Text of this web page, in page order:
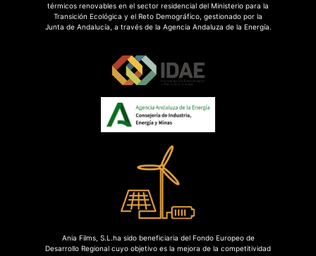
térmicos renovables en el sector residencial del Ministerio para la
Transición Ecológica y el Reto Demográfico, gestionado por la
Junta de Andalucía, a través de la Agencia Andaluza de la Energía.
Ania Films, S.L.ha sido beneficiaria del Fondo Europeo de
Desarrollo Regional cuyo objetivo es la mejora de la competitividad